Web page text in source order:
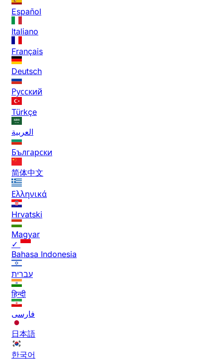
Español
Italiano
Français
Deutsch
Русский
Türkçe
العربية
Български
简体中文
Ελληνικά
Hrvatski
Magyar
✓
Bahasa Indonesia
עברית
हिन्दी
فارسی
日本語
한국어